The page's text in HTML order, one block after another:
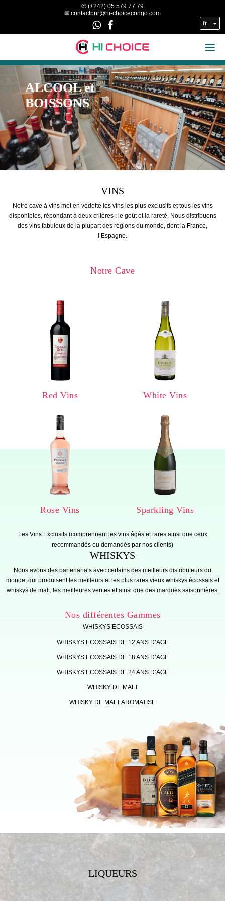
✆ (+242) 05 579 77 79
✉ contactpnr@hi-choicecongo.com
  fr
ALCOOL et
BOISSONS
VINS
Notre cave à vins met en vedette les vins les plus exclusifs et tous les vins
disponibles, répondant à deux critères : le goût et la rareté. Nous distribuons
des vins fabuleux de la plupart des régions du monde, dont la France,
l’Espagne.
Notre Cave
Red Vins White Vins
Rose Vins Sparkling Vins
Les Vins Exclusifs (comprennent les vins âgés et rares ainsi que ceux
recommandés ou demandés par nos clients)
whisky block
WHISKYS
Nous avons des partenariats avec certains des meilleurs distributeurs du
monde, qui produisent les meilleurs et les plus rares vieux whiskys écossais et
whiskys de malt, les meilleures ventes et ainsi que des marques saisonnières.
Nos différentes Gammes
WHISKYS ECOSSAIS
WHISKYS ECOSSAIS DE 12 ANS D’AGE
WHISKYS ECOSSAIS DE 18 ANS D’AGE
WHISKYS ECOSSAIS DE 24 ANS D’AGE
WHISKY DE MALT
WHISKY DE MALT AROMATISE
LIQUEURS